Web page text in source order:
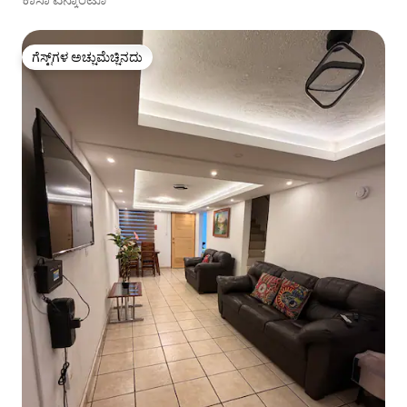
ಗೆಸ್ಟ್‌ಗಳ ಅಚ್ಚುಮೆಚ್ಚಿನದು
ಗೆಸ್ಟ್‌ಗಳ ಅಚ್ಚುಮೆಚ್ಚಿನದು